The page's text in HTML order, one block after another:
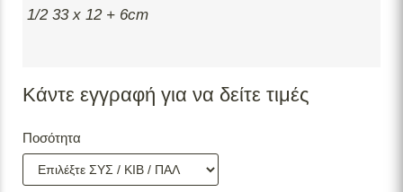
1/2 33 x 12 + 6cm
Κάντε εγγραφή για να δείτε τιμές
Ποσότητα